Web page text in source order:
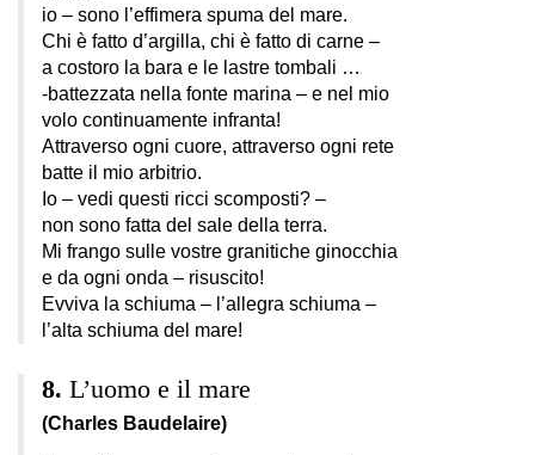
io – sono l’effimera spuma del mare.
Chi è fatto d’argilla, chi è fatto di carne –
a costoro la bara e le lastre tombali …
-battezzata nella fonte marina – e nel mio
volo continuamente infranta!
Attraverso ogni cuore, attraverso ogni rete
batte il mio arbitrio.
Io – vedi questi ricci scomposti? –
non sono fatta del sale della terra.
Mi frango sulle vostre granitiche ginocchia
e da ogni onda – risuscito!
Evviva la schiuma – l’allegra schiuma –
l’alta schiuma del mare!
L’uomo e il mare
(Charles Baudelaire)